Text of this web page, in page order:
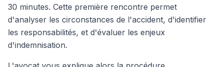
30 minutes. Cette première rencontre permet
d'analyser les circonstances de l'accident, d'identifier
les responsabilités, et d'évaluer les enjeux
d'indemnisation.